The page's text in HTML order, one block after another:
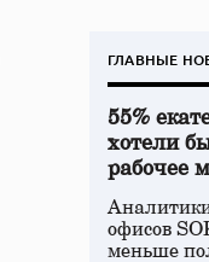
ГЛАВНЫЕ
55%
хотели
рабочее
офисов
меньше